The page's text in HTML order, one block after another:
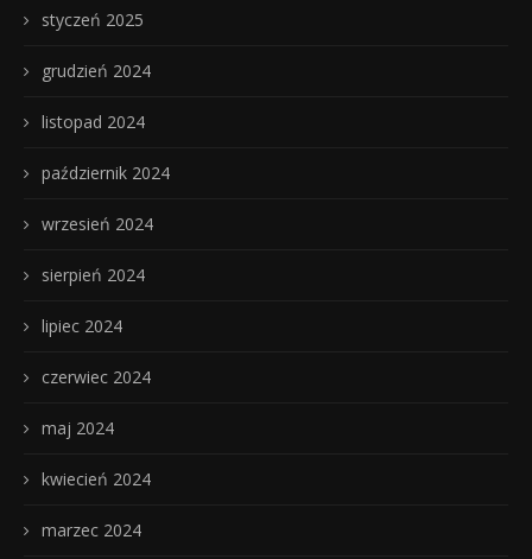
styczeń 2025
grudzień 2024
listopad 2024
październik 2024
wrzesień 2024
sierpień 2024
lipiec 2024
czerwiec 2024
maj 2024
kwiecień 2024
marzec 2024